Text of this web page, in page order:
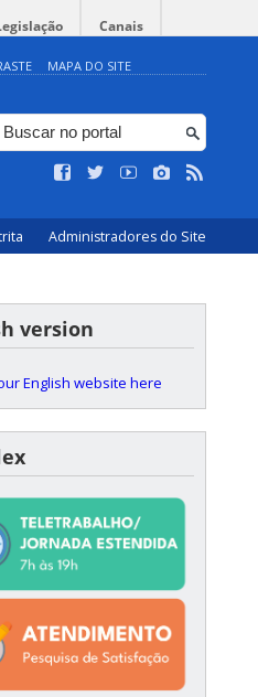
Canais
MAPA DO SITE
Administradores do Site
version
English website here